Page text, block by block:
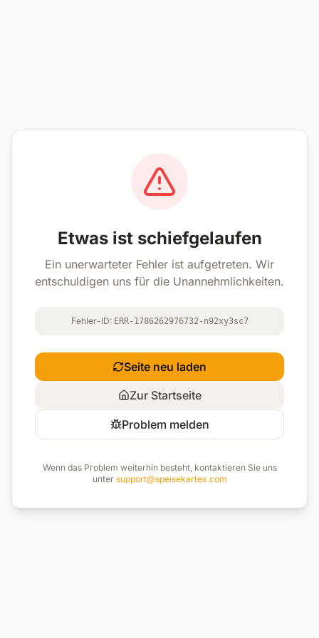
Etwas ist schiefgelaufen
Ein unerwarteter Fehler ist aufgetreten. Wir
entschuldigen uns für die Unannehmlichkeiten.
Fehler-ID: ERR-1786262976732-n92xy3sc7
Seite neu laden
Zur Startseite
Problem melden
Wenn das Problem weiterhin besteht, kontaktieren Sie uns
unter support@speisekartex.com